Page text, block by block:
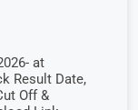
at
Result Date,
Off &